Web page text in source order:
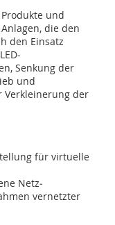
und
die den
den Einsatz
Senkung der
und
Verkleinerung der
für virtuelle
Netz­
vernetzter